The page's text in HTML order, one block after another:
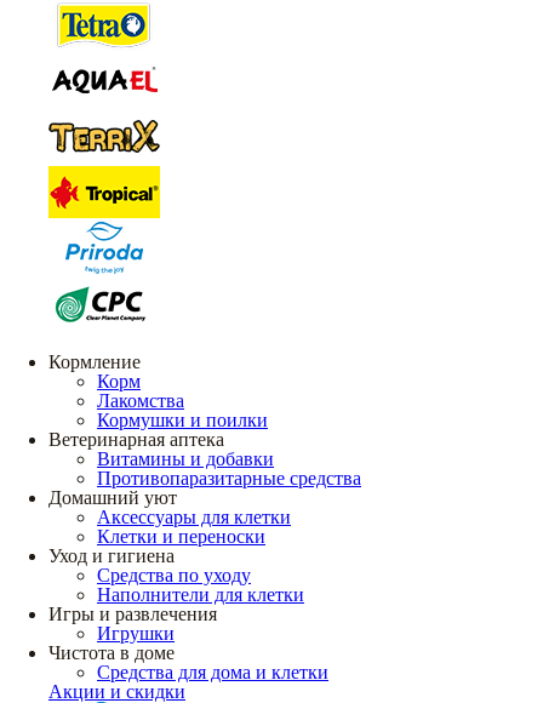
Кормление
Корм
Лакомства
Кормушки и поилки
Ветеринарная аптека
Витамины и добавки
Противопаразитарные средства
Домашний уют
Аксессуары для клетки
Клетки и переноски
Уход и гигиена
Средства по уходу
Наполнители для клетки
Игры и развлечения
Игрушки
Чистота в доме
Средства для дома и клетки
Акции и скидки